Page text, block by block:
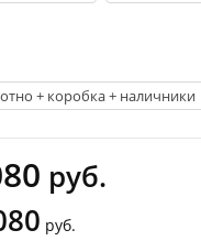
+ коробка + наличники
руб.
руб.